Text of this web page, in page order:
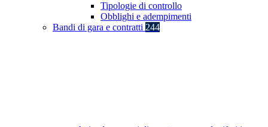
Tipologie di controllo
Obblighi e adempimenti
Bandi di gara e contratti 244